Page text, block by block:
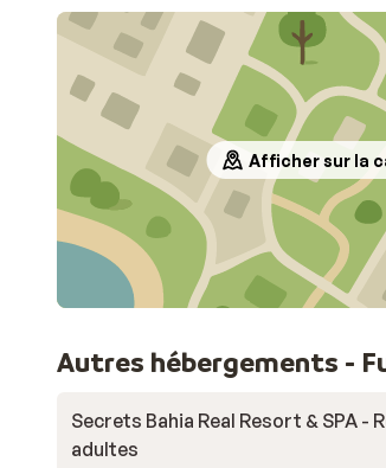
Afficher sur la
Autres hébergements -
Secrets Bahia Real Resort & SPA -
adultes